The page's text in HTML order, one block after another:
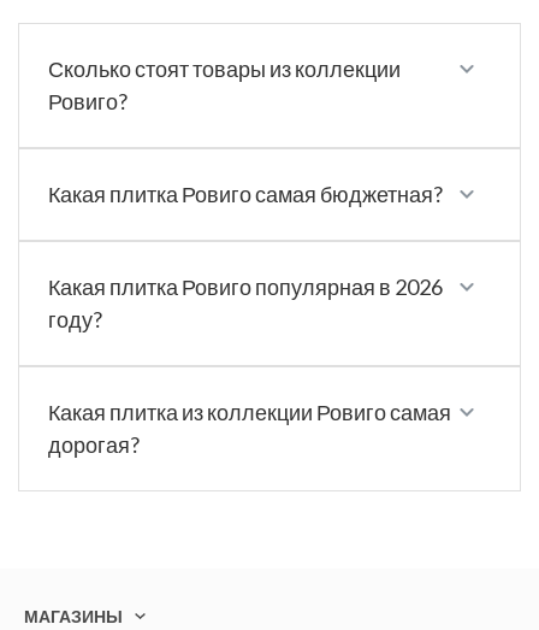
Сколько стоят товары из коллекции
Ровиго?
Какая плитка Ровиго самая бюджетная?
Какая плитка Ровиго популярная в 2026
году?
Какая плитка из коллекции Ровиго самая
дорогая?
МАГАЗИНЫ